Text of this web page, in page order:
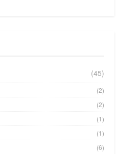
(45)
(2)
(2)
(1)
(1)
(6)